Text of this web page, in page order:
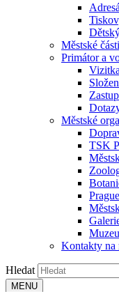
Městské části
Primátor a
Městské
TSK
Kontakty na
Hledat
MENU